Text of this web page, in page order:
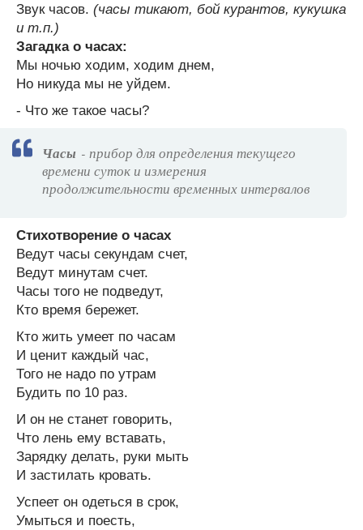
Звук часов. (часы тикают, бой курантов, кукушка
и т.п.)
Загадка о часах:
Мы ночью ходим, ходим днем,
Но никуда мы не уйдем.
- Что же такое часы?
Часы - прибор для определения текущего
времени суток и измерения
продолжительности временных интервалов
Стихотворение о часах
Ведут часы секундам счет,
Ведут минутам счет.
Часы того не подведут,
Кто время бережет.
Кто жить умеет по часам
И ценит каждый час,
Того не надо по утрам
Будить по 10 раз.
И он не станет говорить,
Что лень ему вставать,
Зарядку делать, руки мыть
И застилать кровать.
Успеет он одеться в срок,
Умыться и поесть,